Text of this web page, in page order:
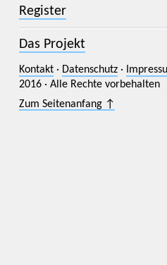
Register
Das Projekt
Kontakt· Datenschutz·
2016 · Alle Rechte vorbehalten
Zum Seitenanfang ↑